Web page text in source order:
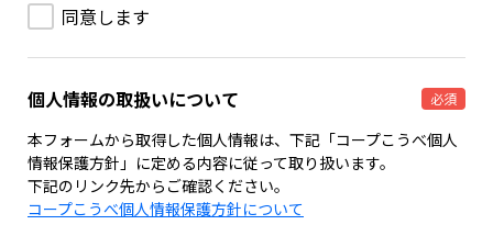
同意します
個人情報の取扱いについて 必須
本フォームから取得した個人情報は、下記「コープこうべ個人
情報保護方針」に定める内容に従って取り扱います。
下記のリンク先からご確認ください。
コープこうべ個人情報保護方針について